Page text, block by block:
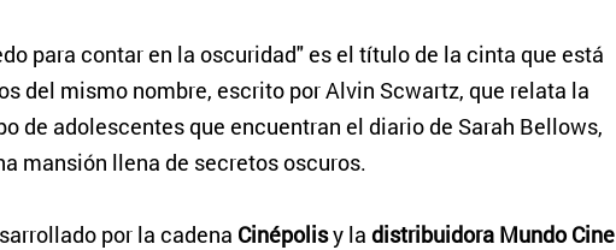
para contar en la oscuridad" es el título de la cinta que está
del mismo nombre, escrito por Alvin Scwartz, que relata la
de adolescentes que encuentran el diario de Sarah Bellows,
mansión llena de secretos oscuros.
por la cadena Cinépolisy la distribuidora Mundo Cine